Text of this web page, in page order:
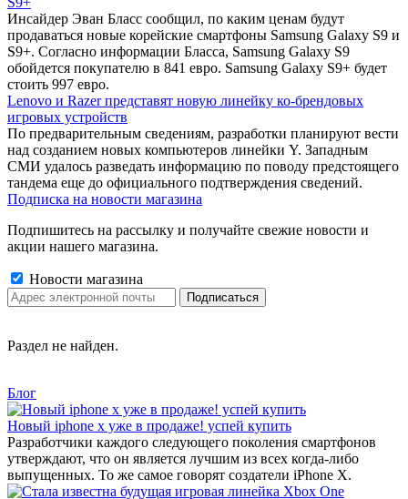
Инсайдер Эван Бласс сообщил, по каким ценам будут
продаваться новые корейские смартфоны Samsung Galaxy S9 и
S9+. Согласно информации Бласса, Samsung Galaxy S9
обойдется покупателю в 841 евро. Samsung Galaxy S9+ будет
стоить 997 евро.
Lenovo и Razer представят новую линейку ко-брендовых
игровых устройств
По предварительным сведениям, разработки планируют вести
над созданием новых компьютеров линейки Y. Западным
СМИ удалось разведать информацию по поводу предстоящего
тандема еще до официального подтверждения сведений.
Подписка на новости магазина
Подпишитесь на рассылку и получайте свежие новости и
акции нашего магазина.
Новости магазина
Раздел не найден.
Блог
Новый iphone x уже в продаже! успей купить
Разработчики каждого следующего поколения смартфонов
утверждают, что он является лучшим из всех когда-либо
выпущенных. То же самое говорят создатели iPhone X.